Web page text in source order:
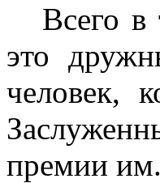
Всего в
это
человек,
премии